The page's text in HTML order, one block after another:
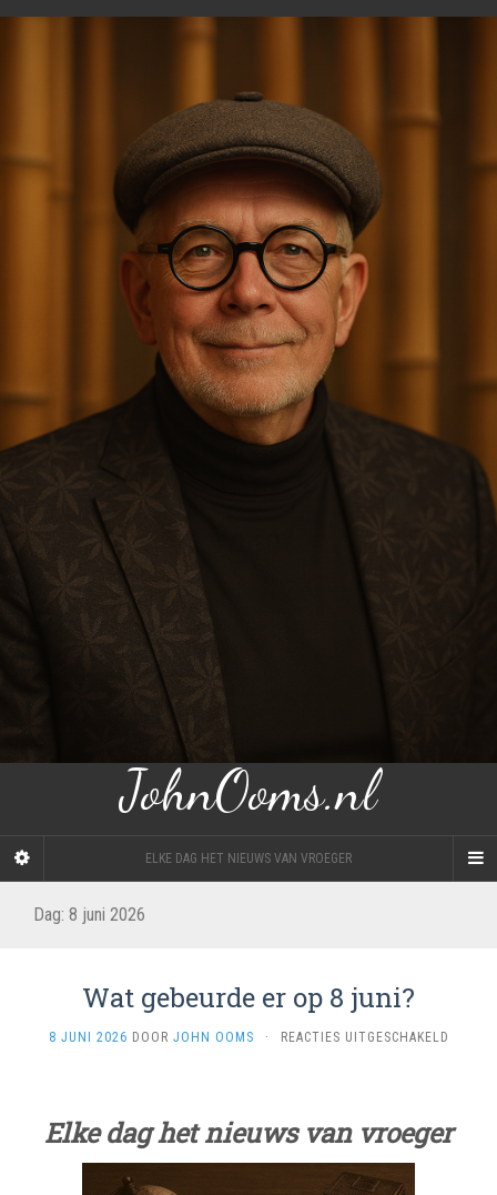
JohnOoms.nl
ELKE DAG HET NIEUWS VAN VROEGER
Dag: 8 juni 2026
Wat gebeurde er op 8 juni?
8 JUNI 2026 DOOR JOHN OOMS · REACTIES UITGESCHAKELD
8
Elke dag het nieuws van vroeger